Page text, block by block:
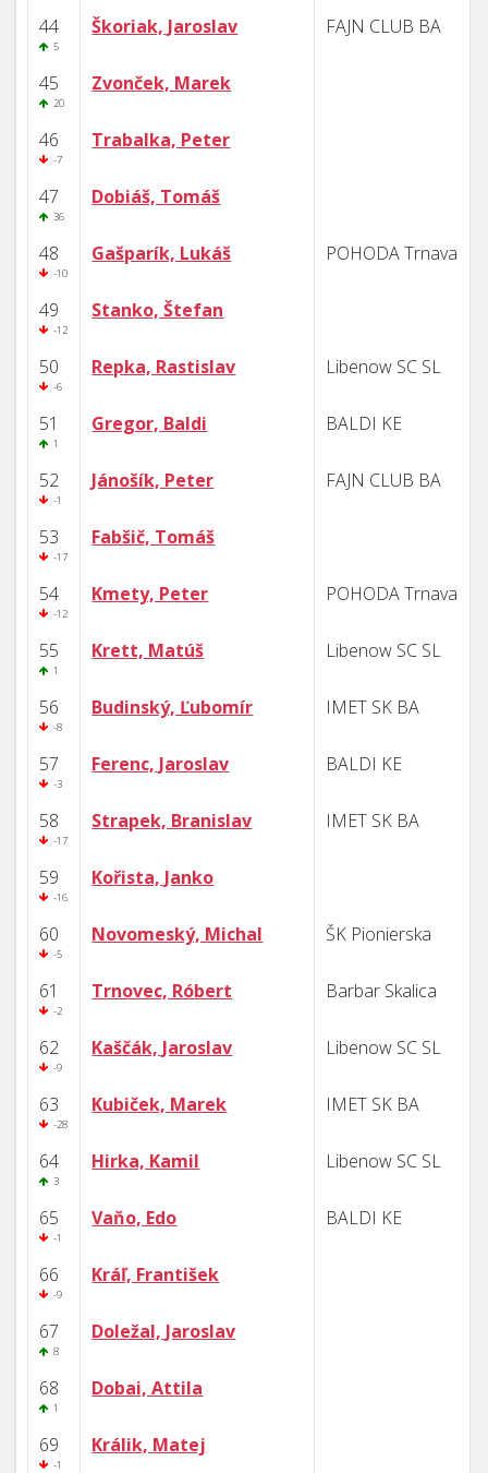
44
5
Škoriak, Jaroslav FAJN CLUB BA
45
20
Zvonček, Marek
46
-7
Trabalka, Peter
47
36
Dobiáš, Tomáš
48
-10
Gašparík, Lukáš POHODA Trnava
49
-12
Stanko, Štefan
50
-6
Repka, Rastislav Libenow SC SL
51
1
Gregor, Baldi BALDI KE
52
-1
Jánošík, Peter FAJN CLUB BA
53
-17
Fabšič, Tomáš
54
-12
Kmety, Peter POHODA Trnava
55
1
Krett, Matúš Libenow SC SL
56
-8
Budinský, Ľubomír IMET SK BA
57
-3
Ferenc, Jaroslav BALDI KE
58
-17
Strapek, Branislav IMET SK BA
59
-16
Kořista, Janko
60
-5
Novomeský, Michal ŠK Pionierska
61
-2
Trnovec, Róbert Barbar Skalica
62
-9
Kaščák, Jaroslav Libenow SC SL
63
-28
Kubiček, Marek IMET SK BA
64
3
Hirka, Kamil Libenow SC SL
65
-1
Vaňo, Edo BALDI KE
66
-9
Kráľ, František
67
8
Doležal, Jaroslav
68
1
Dobai, Attila
69
-1
Králik, Matej